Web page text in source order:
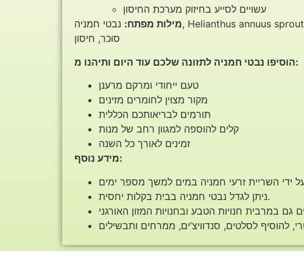
עשויים לסייע בחיזוק מערכת החיסון
מילות מפתח: נבטי חמניה, Helianthus annuus sprouts, נבטים, ירוק בהיר, טעם אגוזי, קראנצ’י, בריאות, חלבון צמחי, סיבים תזונתיים, ויטמינים, מינרלים, עיכול, לב,
סוכר, חיסון
הוסיפו נבטי חמניה לתזונה שלכם עוד היום ותיהנו מ:
טעם ייחודי ומרקם מרענן
מקור מצוין לחומרים מזינים
תורמים לבריאותכם הכללית
קלים להוספה למגוון רחב של מנות
זמינים לאורך כל השנה
מידע נוסף:
ניתן לגדל נבטי חמניה בבית בקלות יחסית.